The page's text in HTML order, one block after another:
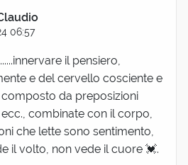
06:57
il pensiero,
e del cervello cosciente e
da preposizioni
combinate con il corpo,
che lette sono sentimento,
il volto, non vede il cuore 💓.